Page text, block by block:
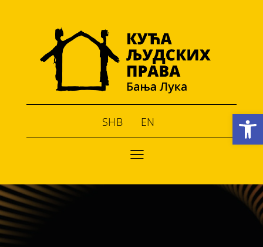
Open toolbar
SHB EN